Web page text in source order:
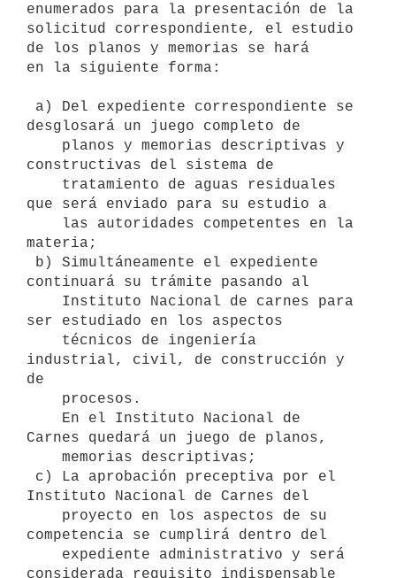
enumerados para la presentación de la
solicitud correspondiente, el estudio
de los planos y memorias se hará
en la siguiente forma:
desglosará un juego completo de
constructivas del sistema de
que será enviado para su estudio a
materia;
continuará su trámite pasando al
ser estudiado en los aspectos
industrial, civil, de construcción y
de
Carnes quedará un juego de planos,
Instituto Nacional de Carnes del
competencia se cumplirá dentro del
considerada requisito indispensable